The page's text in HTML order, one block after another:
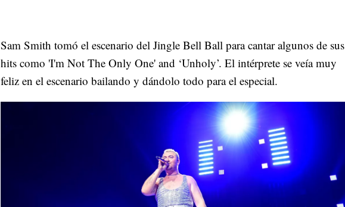
Sam Smith tomó el escenario del Jingle Bell Ball para cantar algunos de sus
hits como 'I'm Not The Only One' and ‘Unholy’. El intérprete se veía muy
feliz en el escenario bailando y dándolo todo para el especial.